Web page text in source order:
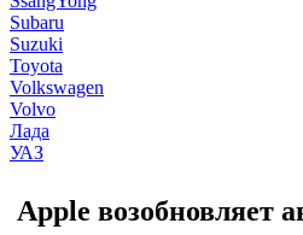
Subaru
Suzuki
Toyota
Volkswagen
Volvo
Лада
УАЗ
Apple возобновляет